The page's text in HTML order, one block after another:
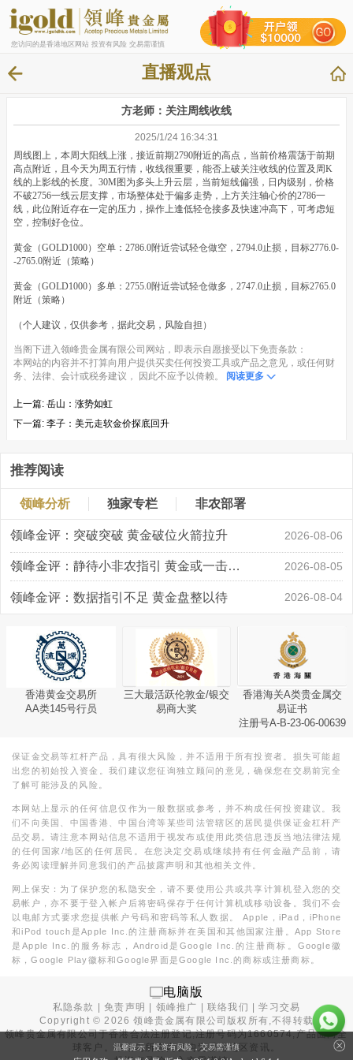
您访问的是香港地区网站 投资有风险 交易需谨慎
直播观点
方老师：关注周线收线
2025/1/24 16:34:31
周线图上，本周大阳线上涨，接近前期2790附近的高点，当前价格震荡于前期
高点附近，且今天为周五行情，收线很重要，能否上破关注收线的位置及周K
线的上影线的长度。30M图为多头上升云层，当前短线偏强，日内级别，价格
不破2756一线云层支撑，市场整体处于偏多走势，上方关注轴心价的2786一
线，此位附近存在一定的压力，操作上逢低轻仓接多及快速冲高下，可考虑短
空，控制好仓位。
黄金（GOLD1000）空单：2786.0附近尝试轻仓做空，2794.0止损，目标2776.0-
-2765.0附近（策略）
黄金（GOLD1000）多单：2755.0附近尝试轻仓做多，2747.0止损，目标2765.0
附近（策略）
（个人建议，仅供参考，据此交易，风险自担）
当阁下进入领峰贵金属有限公司网站，即表示自愿接受以下免责条款：
本网站的内容并不打算向用户提供买卖任何投资工具或产品之意见，或任何财
务、法律、会计或税务建议， 因此不应予以倚赖。
阅读更多
上一篇: 岳山：涨势如虹
下一篇: 李子：美元走软金价探底回升
推荐阅读
领峰分析 独家专栏 非农部署
领峰金评：突破突破 黄金破位火箭拉升 2026-08-06
领峰金评：静待小非农指引 黄金或一击破局 2026-08-05
领峰金评：数据指引不足 黄金盘整以待 2026-08-04
香港黄金交易所
AA类145号行员
三大最活跃伦敦金/银交
易商大奖
香港海关A类贵金属交
易证书
注册号A-B-23-06-00639
保证金交易等杠杆产品，具有很大风险，并不适用于所有投资者。损失可能超
出您的初始投入资金。我们建议您征询独立顾问的意见，确保您在交易前完全
了解可能涉及的风险。
本网站上显示的任何信息仅作为一般数据或参考，并不构成任何投资建议。我
们不向美国、中国香港、中国台湾等某些司法管辖区的居民提供保证金杠杆产
品交易。请注意本网站信息不适用于视发布或使用此类信息违反当地法律法规
的任何国家/地区的任何居民。在您决定交易或继续持有任何金融产品前，请
务必阅读理解并同意我们的产品披露声明和其他相关文件。
网上保安：为了保护您的私隐安全，请不要使用公共或共享计算机登入您的交
易帐户，亦不要于登入帐户后将密码保存于任何计算机或移动设备。我们不会
以电邮方式要求您提供帐户号码和密码等私人数据。 Apple，iPad，iPhone
和iPod touch是Apple Inc.的注册商标并在美国和其他国家注册。App Store
是Apple Inc.的服务标志，Android是Google Inc.的注册商标。Google徽
标，Google Play徽标和Google界面是Google Inc.的商标或注册商标。
电脑版
私隐条款 |免责声明 领峰推广 |联络我们 |学习交易
Copyright ©2026 领峰贵金属有限公司版权所有,不得转载
领峰贵金属有限公司于香港合法注册登记,注册号码为1660574,产品面向全
球客户。本站内所有内容均为香港地区资讯。
温馨提示：投资有风险，交易需谨慎